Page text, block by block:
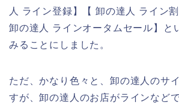
人 ライン登録】【 卸の達人 ライン
卸の達人 ラインオータムセール】と
みることにしました。
ただ、かなり色々と、卸の達人のサ
すが、卸の達人のお店がラインなど